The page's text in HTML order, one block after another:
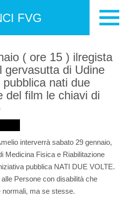
FVG
( ore 15 ) ilregista
gervasutta di Udine
nati due
del film le chiavi di
interverrà sabato 29 gennaio,
Medicina Fisica e Riabilitazione
pubblica NATI DUE VOLTE.
Persone con disabilità che
ma se stesse.